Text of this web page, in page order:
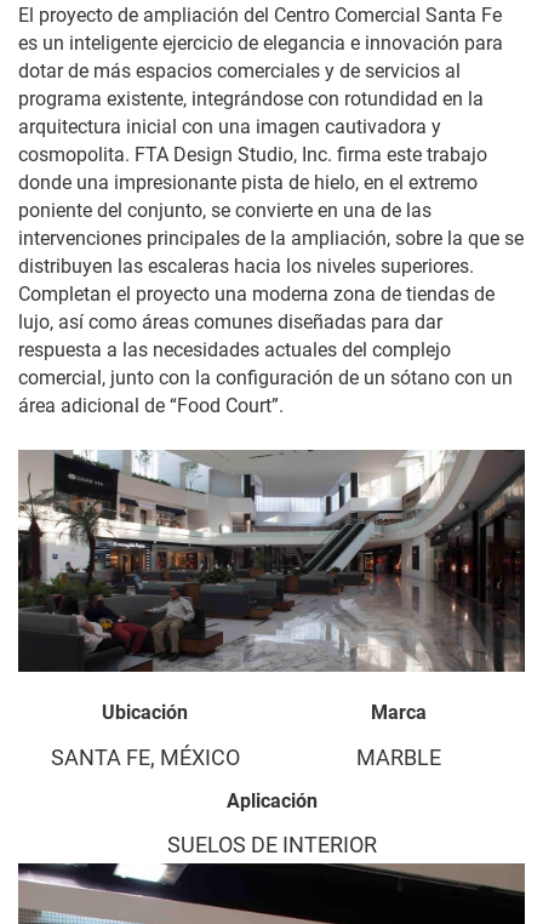
El proyecto de ampliación del Centro Comercial Santa Fe
es un inteligente ejercicio de elegancia e innovación para
dotar de más espacios comerciales y de servicios al
programa existente, integrándose con rotundidad en la
arquitectura inicial con una imagen cautivadora y
cosmopolita. FTA Design Studio, Inc. firma este trabajo
donde una impresionante pista de hielo, en el extremo
poniente del conjunto, se convierte en una de las
intervenciones principales de la ampliación, sobre la que se
distribuyen las escaleras hacia los niveles superiores.
Completan el proyecto una moderna zona de tiendas de
lujo, así como áreas comunes diseñadas para dar
respuesta a las necesidades actuales del complejo
comercial, junto con la configuración de un sótano con un
área adicional de “Food Court”.
Ubicación
SANTA FE, MÉXICO
Marca
MARBLE
Aplicación
SUELOS DE INTERIOR